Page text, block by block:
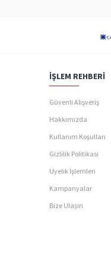
İŞLEM REHBERI
Güvenli Alışveriş
Hakkımızda
Kullanım Koşulları
Gizlilik Politikası
Üyelik İşlemleri
Kampanyalar
Bize Ulaşın